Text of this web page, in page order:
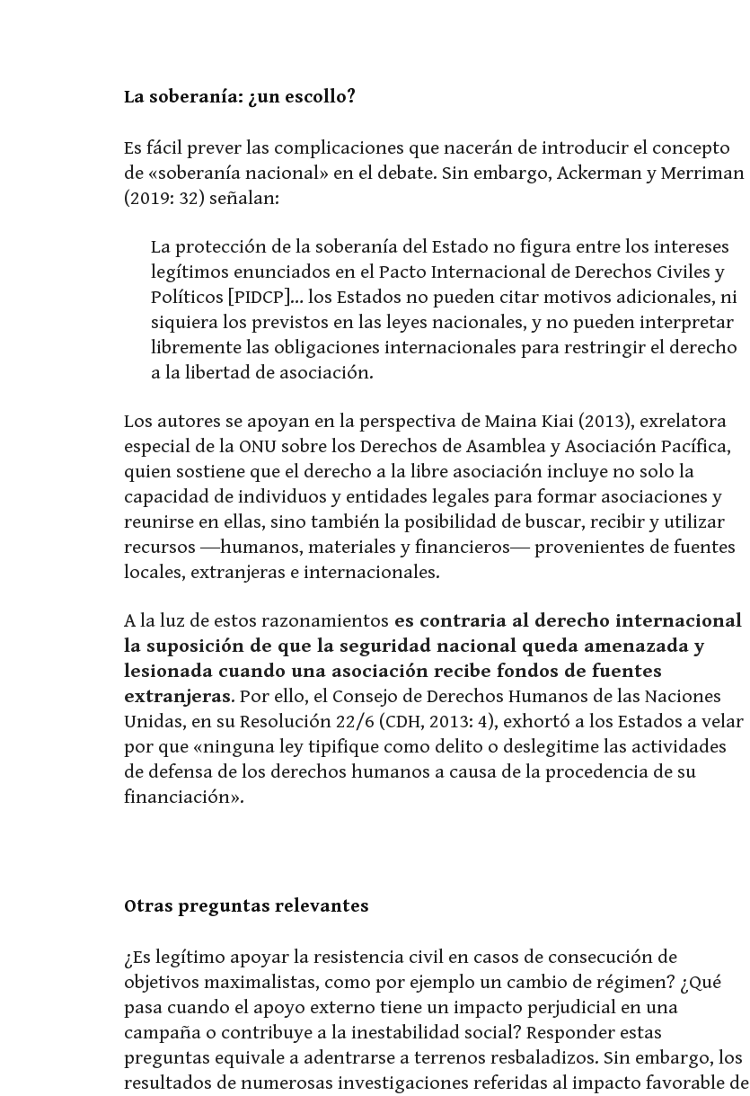
La soberanía: ¿un escollo?
Es fácil prever las complicaciones que nacerán de introducir el concepto
de «soberanía nacional» en el debate. Sin embargo, Ackerman y Merriman
(2019: 32) señalan:
La protección de la soberanía del Estado no figura entre los intereses
legítimos enunciados en el Pacto Internacional de Derechos Civiles y
Políticos [PIDCP]… los Estados no pueden citar motivos adicionales, ni
siquiera los previstos en las leyes nacionales, y no pueden interpretar
libremente las obligaciones internacionales para restringir el derecho
a la libertad de asociación.
Los autores se apoyan en la perspectiva de Maina Kiai (2013), exrelatora
especial de la ONU sobre los Derechos de Asamblea y Asociación Pacífica,
quien sostiene que el derecho a la libre asociación incluye no solo la
capacidad de individuos y entidades legales para formar asociaciones y
reunirse en ellas, sino también la posibilidad de buscar, recibir y utilizar
recursos ―humanos, materiales y financieros― provenientes de fuentes
locales, extranjeras e internacionales.
A la luz de estos razonamientos es contraria al derecho internacional
la suposición de que la seguridad nacional queda amenazada y
lesionada cuando una asociación recibe fondos de fuentes
extranjeras. Por ello, el Consejo de Derechos Humanos de las Naciones
Unidas, en su Resolución 22/6 (CDH, 2013: 4), exhortó a los Estados a velar
por que «ninguna ley tipifique como delito o deslegitime las actividades
de defensa de los derechos humanos a causa de la procedencia de su
financiación».
Otras preguntas relevantes
¿Es legítimo apoyar la resistencia civil en casos de consecución de
objetivos maximalistas, como por ejemplo un cambio de régimen? ¿Qué
pasa cuando el apoyo externo tiene un impacto perjudicial en una
campaña o contribuye a la inestabilidad social? Responder estas
preguntas equivale a adentrarse a terrenos resbaladizos. Sin embargo, los
resultados de numerosas investigaciones referidas al impacto favorable de